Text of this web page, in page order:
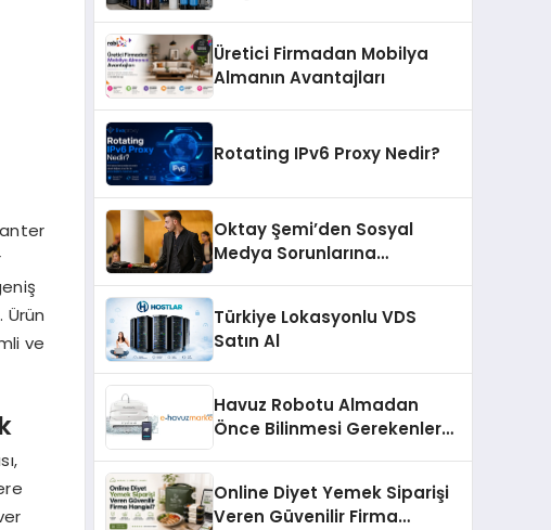
ve
Üretici Firmadan Mobilya
Almanın Avantajları
Rotating IPv6 Proxy Nedir?
Oktay Şemi’den Sosyal
Medya Sorunlarına
Türkiye Lokasyonlu VDS
Satın Al
Havuz Robotu Almadan
Önce Bilinmesi Gerekenler
Online Diyet Yemek Siparişi
Veren Güvenilir Firma